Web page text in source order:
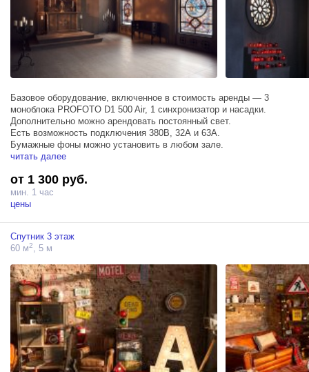
Базовое оборудование, включенное в стоимость аренды — 3
моноблока PROFOTO D1 500 Air, 1 синхронизатор и насадки.
Дополнительно можно арендовать постоянный свет.
Есть возможность подключения 380В, 32А и 63А.
Бумажные фоны можно установить в любом зале.
читать далее
от 1 300 руб.
мин. 1 час
цены
Спутник 3 этаж
60 м2 , 5 м